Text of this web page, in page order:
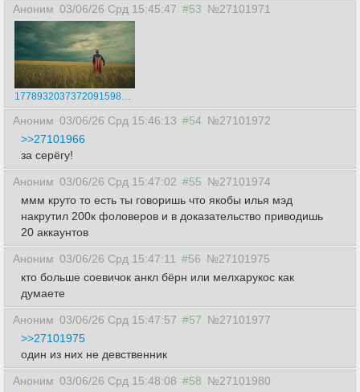
Аноним 03/06/26 Срд 15:45:47 #53 №27101971
17789320373720915981.mp4
Аноним 03/06/26 Срд 15:46:13 #54 №27101972
>>27101966
за серёгу!
Аноним 03/06/26 Срд 15:47:02 #55 №27101974
ммм круто то есть ты говоришь что якобы илья мэд
накрутил 200к фоловеров и в доказательство приводишь
20 аккаунтов
Аноним 03/06/26 Срд 15:47:11 #56 №27101975
кто больше соевичок анкл бёрн или мелхарукос как
думаете
Аноним 03/06/26 Срд 15:47:57 #57 №27101977
>>27101975
один из них не девственник
Аноним 03/06/26 Срд 15:48:08 #58 №27101980